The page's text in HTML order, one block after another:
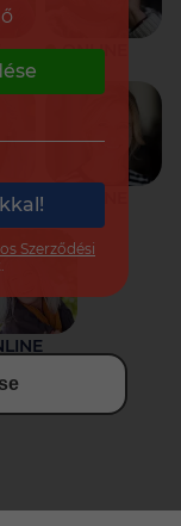
ONLINE
Szerződési